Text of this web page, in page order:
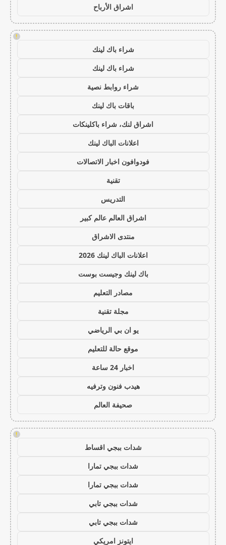
اشراق الأرباح
!
شراء باك لينك
شراء باك لينك
شراء روابط نصية
باقات باك لينك
اشراق لنك، شراء باكلينكات
اعلانات الباك لينك
فودوافون اخبار الاتصالات
تقنية
التدريس
اشراق العالم عالم كبير
منتدى الاشراق
اعلانات الباك لينك 2026
باك لينك وجيست بوست
مصادر التعليم
مجلة تقنية
يو ان بي الرياضي
موقع حالة للتعليم
اخبار 24 ساعة
هيدب فنون وترفيه
صحيفة العالم
!
شدات ببجي اقساط
شدات ببجي تمارا
شدات ببجي تمارا
شدات ببجي تابي
شدات ببجي تابي
ايتونز امريكي